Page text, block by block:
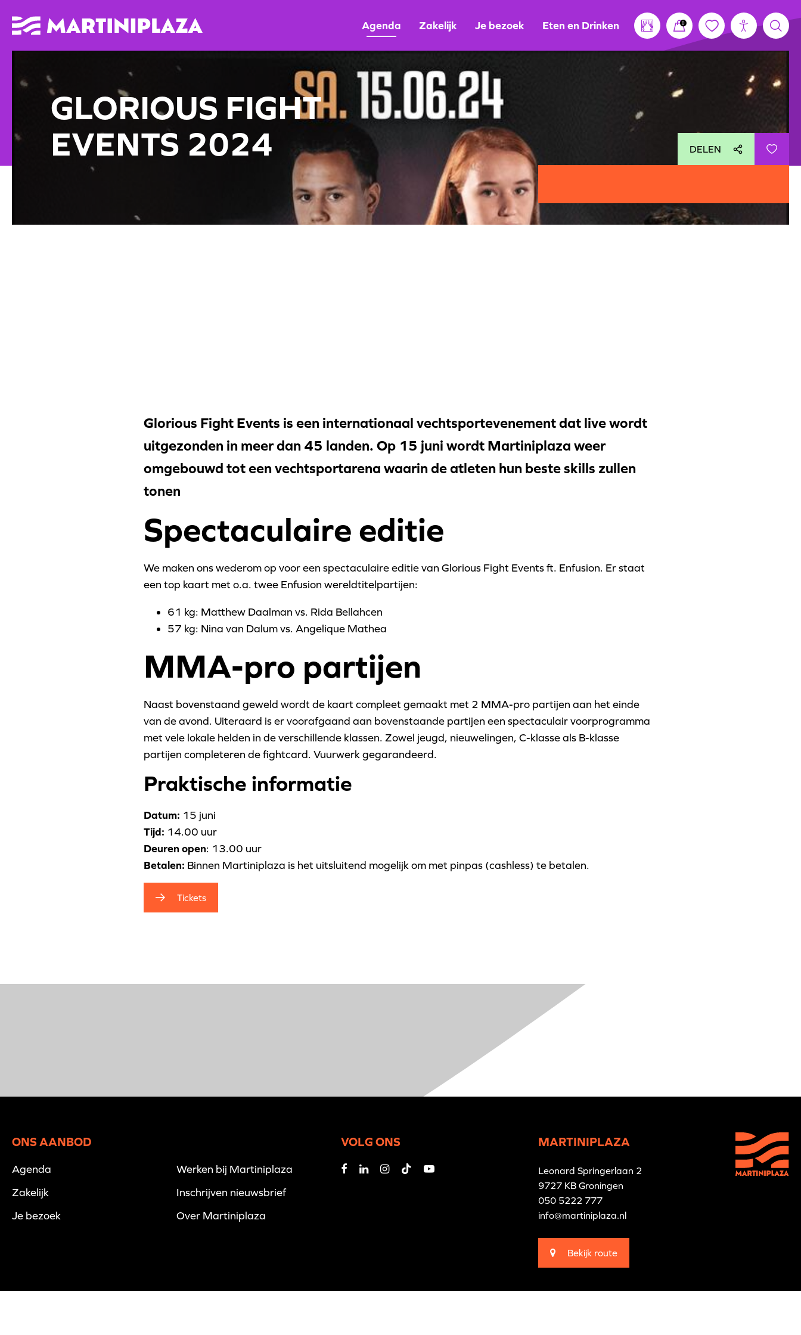
Agenda Zakelijk Je bezoek Eten en Drinken 0
GLORIOUS FIGHT
EVENTS 2024
DELEN
Glorious Fight Events is een internationaal vechtsportevenement dat live wordt
uitgezonden in meer dan 45 landen. Op 15 juni wordt Martiniplaza weer
omgebouwd tot een vechtsportarena waarin de atleten hun beste skills zullen
tonen
Spectaculaire editie
We maken ons wederom op voor een spectaculaire editie van Glorious Fight Events ft. Enfusion. Er staat
een top kaart met o.a. twee Enfusion wereldtitelpartijen:
61 kg: Matthew Daalman vs. Rida Bellahcen
57 kg: Nina van Dalum vs. Angelique Mathea
MMA-pro partijen
Naast bovenstaand geweld wordt de kaart compleet gemaakt met 2 MMA-pro partijen aan het einde
van de avond. Uiteraard is er voorafgaand aan bovenstaande partijen een spectaculair voorprogramma
met vele lokale helden in de verschillende klassen. Zowel jeugd, nieuwelingen, C-klasse als B-klasse
partijen completeren de fightcard. Vuurwerk gegarandeerd.
Praktische informatie
Datum: 15 juni
Tijd: 14.00 uur
Deuren open: 13.00 uur
Betalen: Binnen Martiniplaza is het uitsluitend mogelijk om met pinpas (cashless) te betalen.
Tickets
ONS AANBOD
Agenda
Zakelijk
Je bezoek
Werken bij Martiniplaza
Inschrijven nieuwsbrief
Over Martiniplaza
VOLG ONS MARTINIPLAZA
Leonard Springerlaan 2
9727 KB Groningen
050 5222 777
info@martiniplaza.nl
Bekijk route